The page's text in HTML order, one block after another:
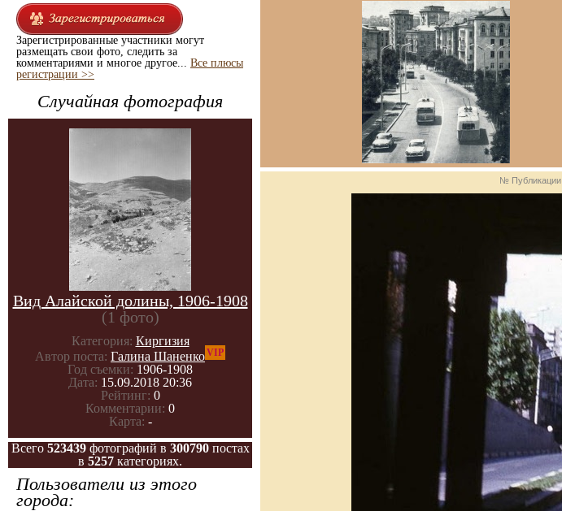
Зарегистрированные участники могут
размещать свои фото, следить за
комментариями и многое другое... Все плюсы
регистрации >>
Случайная фотография
Вид Алайской долины, 1906-1908
(1 фото)
Категория: Киргизия
Автор поста: Галина ШаненкоVIP
Год съемки: 1906-1908
Дата: 15.09.2018 20:36
Рейтинг: 0
Комментарии: 0
Карта: -
Всего 523439фотографий в 300790постах
в 5257 категориях.
Пользователи из этого
города:
№ Публикации: